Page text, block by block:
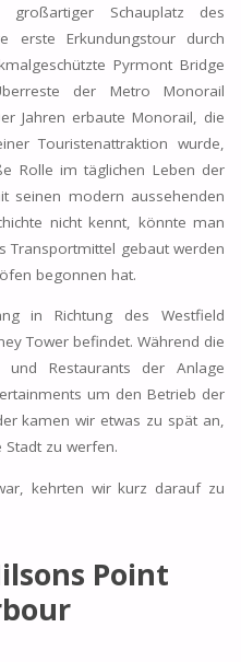
Schauplatz des
erste Erkundungstour durch
Pyrmont Bridge
der Metro Monorail
Jahren erbaute Monorail, die
Touristenattraktion wurde,
Rolle im täglichen Leben der
seinen modern aussehenden
nicht kennt, könnte man
Transportmittel gebaut werden
begonnen hat.
in Richtung des Westfield
Tower befindet. Während die
Restaurants der Anlage
um den Betrieb der
kamen wir etwas zu spät an,
zu werfen.
kehrten wir kurz darauf zu
Point